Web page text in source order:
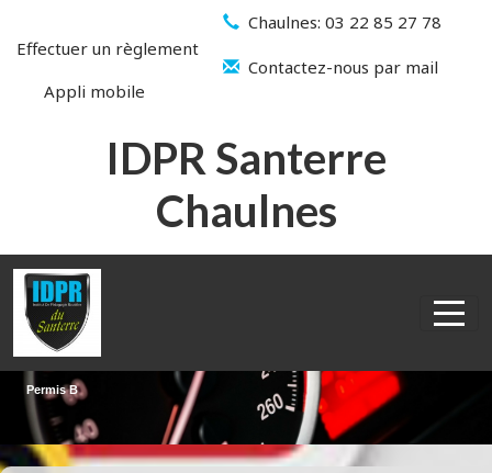
Panneau de gestion des cookies
Effectuer un règlement
Appli mobile
Chaulnes: 03 22 85 27 78
Contactez-nous par mail
IDPR Santerre
Chaulnes
Permis B